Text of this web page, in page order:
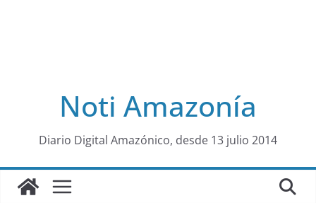
al
Noti Amazonía
Diario Digital Amazónico, desde 13 julio 2014